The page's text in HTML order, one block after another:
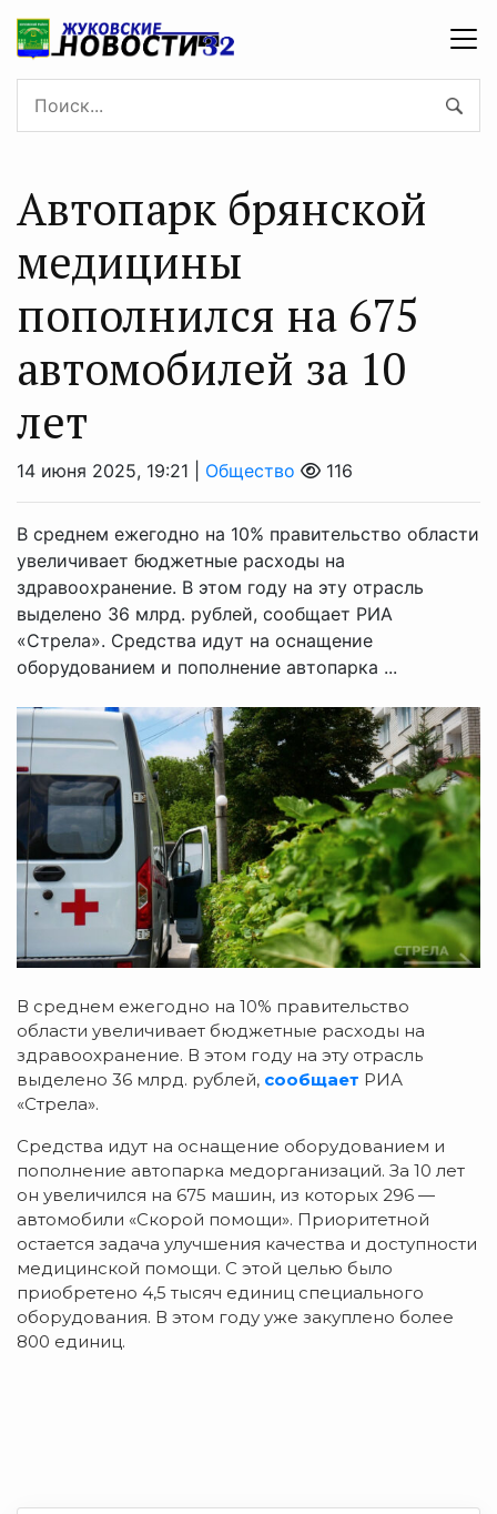
Автопарк брянской
медицины
пополнился на 675
автомобилей за 10
лет
14 июня 2025, 19:21 | Общество 116
В среднем ежегодно на 10% правительство области
увеличивает бюджетные расходы на
здравоохранение. В этом году на эту отрасль
выделено 36 млрд. рублей, сообщает РИА
«Стрела». Средства идут на оснащение
оборудованием и пополнение автопарка ...
В среднем ежегодно на 10% правительство
области увеличивает бюджетные расходы на
здравоохранение. В этом году на эту отрасль
выделено 36 млрд. рублей, сообщает РИА
«Стрела».
Средства идут на оснащение оборудованием и
пополнение автопарка медорганизаций. За 10 лет
он увеличился на 675 машин, из которых 296 —
автомобили «Скорой помощи». Приоритетной
остается задача улучшения качества и доступности
медицинской помощи. С этой целью было
приобретено 4,5 тысяч единиц специального
оборудования. В этом году уже закуплено более
800 единиц.